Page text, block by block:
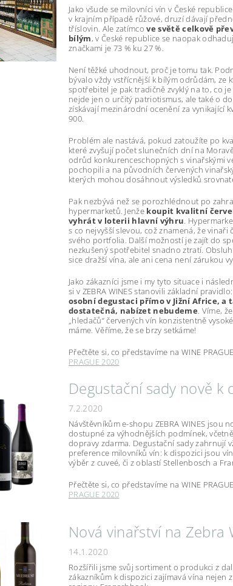
Jako všude se milovníci vín v České
v krajním případě růžové, druzí dávají
tříslovin. Ale zatímcove světě celkově
bílým, v České republice se naopak
značkami je 73 % ku 27 %.
Není těžké uhodnout, proč je tomu tak.
bývalo vždy vstřícnější k bílým odrůdám, ze
spotřebitel je pak tradičně zvyklý na to, co
nejde jen o určitý patriotismus, ale také o
získávají mezinárodní ocenění za vynikající
900.
Problém ale nastává, pokud zatoužíte po
které zvyšují počet slunečních dní na
odrůd konkurenceschopných s vinařskými
pochopili a na původních červených
kterých mohou dosáhnout výsledků
Pak nezbývá než se porozhlédnout po
hypermarketů. Jenže koupit kvalitní
vyhrát v loterii hlavní výhru.
s co nejvyšší slevou, což znamená, že
svého portfolia. Další možností je zajít do
nezkušený spotřebitel snadno ztratí.
sice dražší vína, ale ani cena není zárukou
Jako zákazníci jsme i my tyto situace i
si v ZEBRA WINES stanovili základní pravidlo:
osobní degustaci přímo v Jižní Africe,
dostatečná, nabízet nebudeme. Víme,
„hledačů“ červených vín konzistentně
máme. Věříme, že se brzy setkáme!
Přečtěte si, co představíme na WINE
PRAGUE 2020
Degustační sady nově k
7.2.2020
Návštěvníkům e-shopu ZEBRA WINES jsou
dostupné za výhodnějších podmínek,
dopravy zdarma. Degustační sady zahrnují
preference milovníků vín: k dispozici jsou
výběr z cuveé, či z oblastí Stellenbosch a
Přečtěte si, co představíme na WINE
PRAGUE 2020
Nová vinařství na Zebra
14.1.2020
Rozšířili jsme svůj sortiment o produkci z
zákazníkům k dispozici zajímavá vína nejen